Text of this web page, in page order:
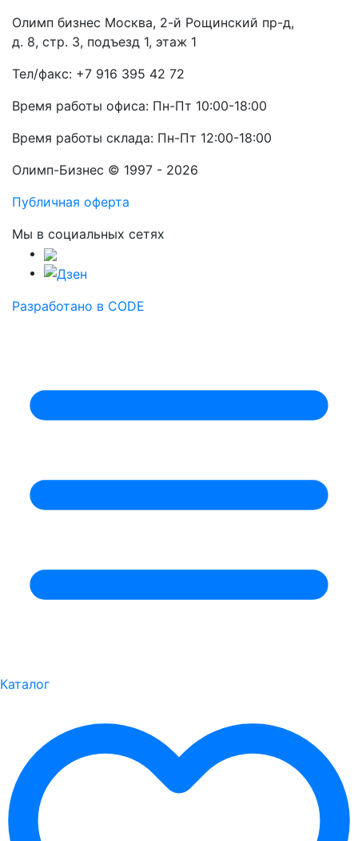
Олимп бизнес Москва, 2-й Рощинский пр-д,
д. 8, стр. 3, подъезд 1, этаж 1
Тел/факс: +7 916 395 42 72
Время работы офиса: Пн-Пт 10:00-18:00
Время работы склада: Пн-Пт 12:00-18:00
Олимп-Бизнес © 1997 - 2026
Публичная оферта
Мы в социальных сетях
Разработано в CODE
Каталог